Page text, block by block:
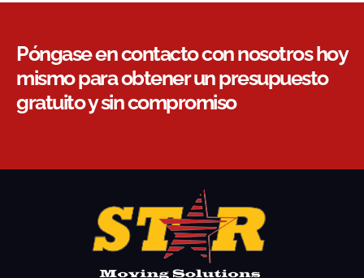
Póngase en contacto con nosotros hoy
mismo para obtener un presupuesto
gratuito y sin compromiso